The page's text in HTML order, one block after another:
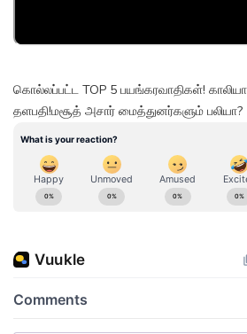
கொல்லப்பட்ட TOP 5 பயங்கரவாதிகள்!
தளபதி!மசூத் அசார் மைத்துனர்களும் பலியா?